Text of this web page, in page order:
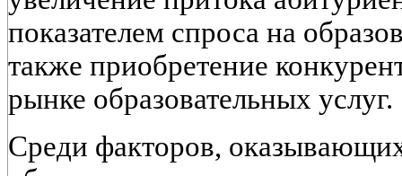
показателем спроса на
также приобретение
рынке образовательных услуг.
Среди факторов,